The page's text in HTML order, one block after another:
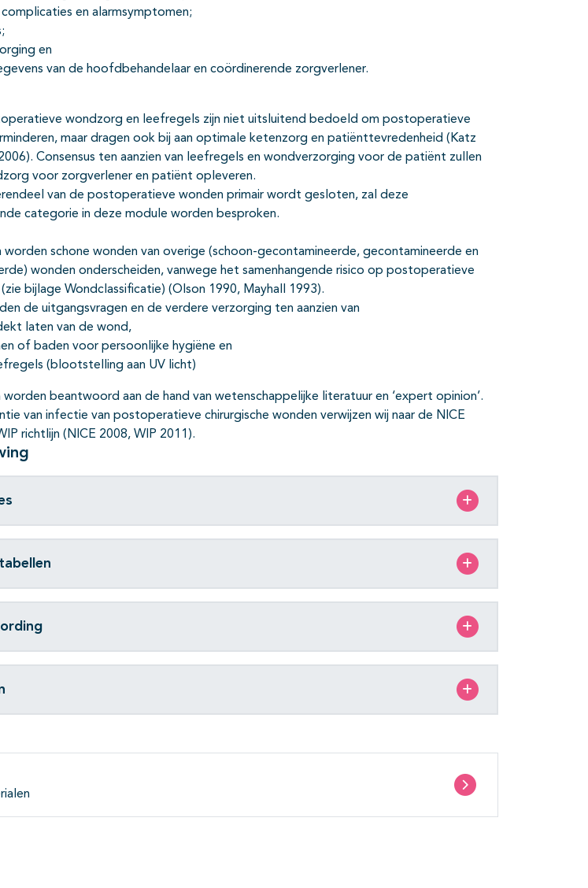
dichtklappen
dichtklappen
dichtklappen
dichtklappen
en alarmsymptomen;
en
van de hoofdbehandelaar en coördinerende zorgverlener.
wondzorg en leefregels zijn niet uitsluitend bedoeld om postoperatieve
maar dragen ook bij aan optimale ketenzorg en patiënttevredenheid (Katz
Consensus ten aanzien van leefregels en wondverzorging voor de patiënt zullen
voor zorgverlener en patiënt opleveren.
van de postoperatieve wonden primair wordt gesloten, zal deze
categorie in deze module worden besproken.
worden schone wonden van overige (schoon-gecontamineerde, gecontamineerde en
wonden onderscheiden, vanwege het samenhangende risico op postoperatieve
bijlage Wondclassificatie) (Olson 1990, Mayhall 1993).
de uitgangsvragen en de verdere verzorging ten aanzien van
laten van de wond,
of baden voor persoonlijke hygiëne en
(blootstelling aan UV licht)
worden beantwoord aan de hand van wetenschappelijke literatuur en ‘expert opinion’.
van infectie van postoperatieve chirurgische wonden verwijzen wij naar de NICE
richtlijn (NICE 2008, WIP 2011).